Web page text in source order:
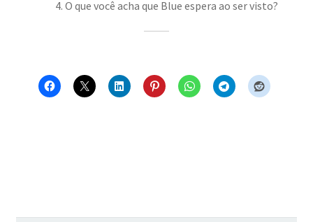
O que você acha que Blue espera ao ser visto?